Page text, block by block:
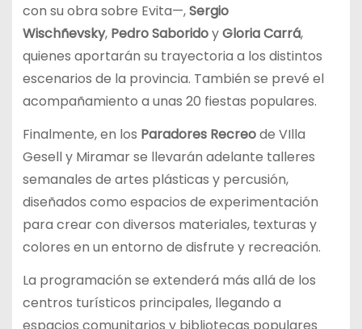
con su obra sobre Evita—,Sergio
Wischñevsky, Pedro SaboridoyGloria Carrá,
quienes aportarán su trayectoria a los distintos
escenarios de la provincia. También se prevé el
acompañamiento a unas 20 fiestas populares.
Finalmente, en los Paradores Recreode VIlla
Gesell y Miramar se llevarán adelante talleres
semanales de artes plásticas y percusión,
diseñados como espacios de experimentación
para crear con diversos materiales, texturas y
colores en un entorno de disfrute y recreación.
La programación se extenderá más allá de los
centros turísticos principales, llegando a
espacios comunitarios y bibliotecas populares